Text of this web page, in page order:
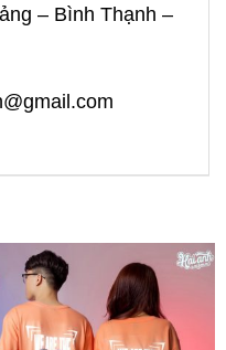
– Bình Thạnh –